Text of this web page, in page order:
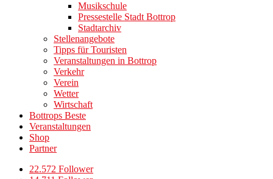
Musikschule
Pressestelle Stadt Bottrop
Stadtarchiv
Stellenangebote
Tipps für Touristen
Veranstaltungen in Bottrop
Verkehr
Verein
Wetter
Wirtschaft
Bottrops Beste
Veranstaltungen
Shop
Partner
22.572 Follower